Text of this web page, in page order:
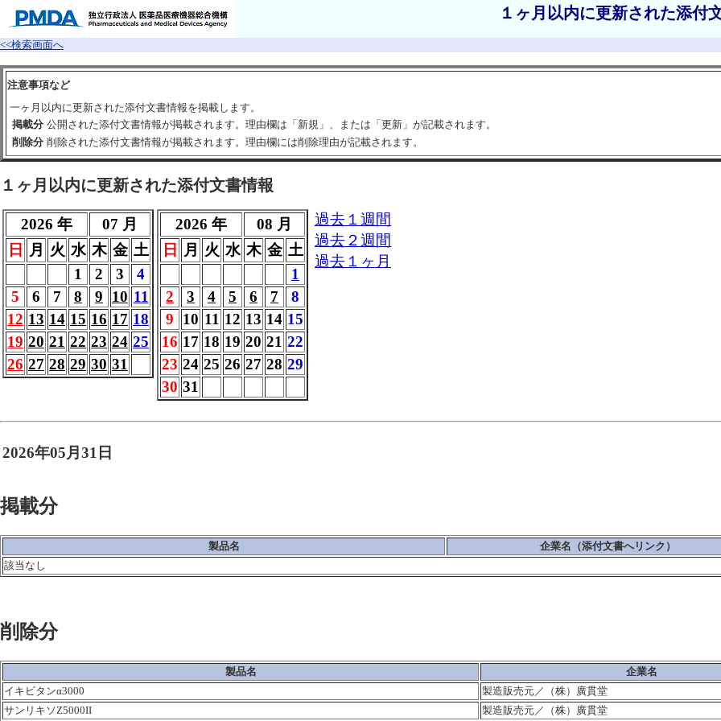
１ヶ月以内に更新された添付
<<検索画面へ
注意事項など
一ヶ月以内に更新された添付文書情報を掲載します。
掲載分 公開された添付文書情報が掲載されます。理由欄は「新規」、または「更新」が記載されます。
削除分 削除された添付文書情報が掲載されます。理由欄には削除理由が記載されます。
１ヶ月以内に更新された添付文書情報
2026 年
07 月
日
月 火 水 木 金 土
1
2 3
4
5
6 7 8 9 10 11
12 13 14 15 16 17 18
19 20 21 22 23 24 25
26 27 28 29 30 31
2026 年
08 月
日
月 火 水 木 金 土
1
2
3 4 5 6 7
8
9
10 11 12 13 14 15
16 17 18 19 20 21 22
23 24 25 26 27 28 29
30 31
過去１週間
過去２週間
過去１ヶ月
2026年05月31日
掲載分
製品名
企業名（添付文書へリンク）
該当なし
削除分
製品名
企業名
イキビタンα3000
製造販売元／（株）廣貫堂
サンリキソZ5000II 製造販売元／（株）廣貫堂